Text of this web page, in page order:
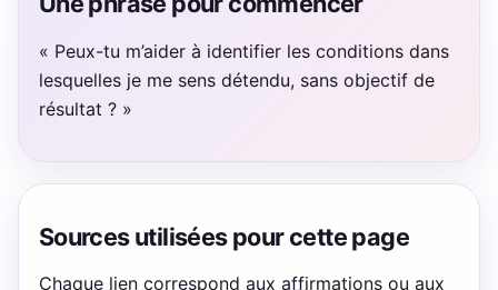
« Peux-tu m’aider à identifier les conditions dans
lesquelles je me sens détendu, sans objectif de
résultat ? »
Sources utilisées pour cette page
Chaque lien correspond aux affirmations ou aux